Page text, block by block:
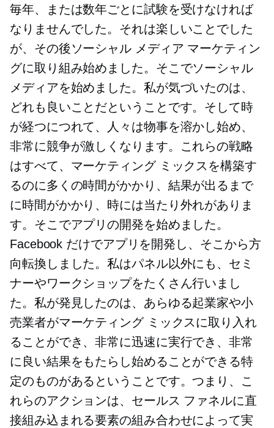
毎年、または数年ごとに試験を受けなければ
なりませんでした。それは楽しいことでした
が、その後ソーシャル メディア マーケティン
グに取り組み始めました。そこでソーシャル
メディアを始めました。私が気づいたのは、
どれも良いことだということです。そして時
が経つにつれて、人々は物事を溶かし始め、
非常に競争が激しくなります。これらの戦略
はすべて、マーケティング ミックスを構築す
るのに多くの時間がかかり、結果が出るまで
に時間がかかり、時には当たり外れがありま
す。そこでアプリの開発を始めました。
Facebook だけでアプリを開発し、そこから方
向転換しました。私はパネル以外にも、セミ
ナーやワークショップをたくさん行いまし
た。私が発見したのは、あらゆる起業家や小
売業者がマーケティング ミックスに取り入れ
ることができ、非常に迅速に実行でき、非常
に良い結果をもたらし始めることができる特
定のものがあるということです。つまり、こ
れらのアクションは、セールス ファネルに直
接組み込まれる要素の組み合わせによって実